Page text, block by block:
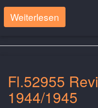
Weiterlesen
Fl.52955
1944/1945